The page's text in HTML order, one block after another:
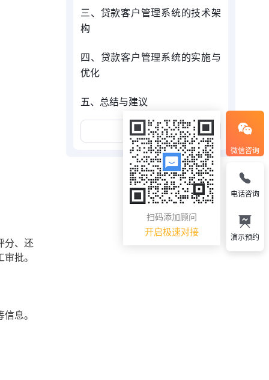
分、还
批。
息。
三、贷款客户管理系统的技术架
构
四、贷款客户管理系统的实施与
优化
五、总结与建议
展开更多
微信咨询
扫码添加顾问
开启极速对接
电话咨询
演示预约